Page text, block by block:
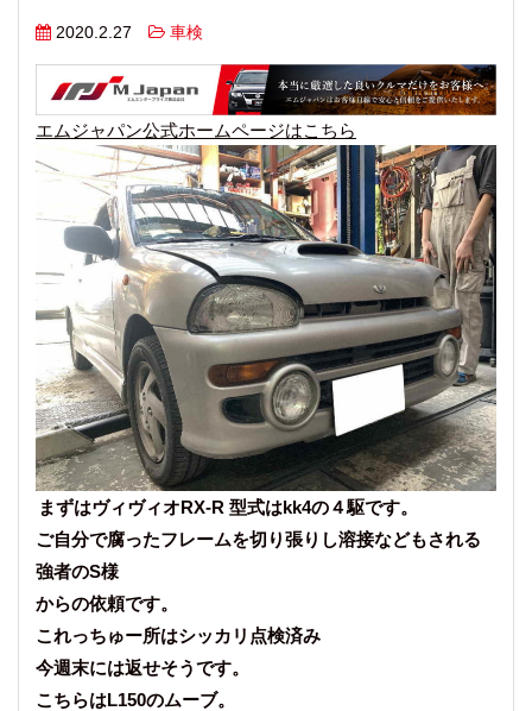
2020.2.27 車検
エムジャパン公式ホームページはこちら
まずはヴィヴィオRX-R 型式はkk4の４駆です。
ご自分で腐ったフレームを切り張りし溶接などもされる
強者のS様
からの依頼です。
これっちゅー所はシッカリ点検済み
今週末には返せそうです。
こちらはL150のムーブ。